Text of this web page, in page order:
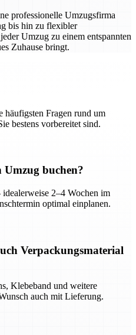
professionelle Umzugsfirma
bis hin zu flexibler
Umzug zu einem entspannten
Zuhause bringt.
Fragen rund um
bestens vorbereitet sind.
Umzug buchen?
2–4 Wochen im
optimal einplanen.
Verpackungsmaterial
Klebeband und weitere
auch mit Lieferung.